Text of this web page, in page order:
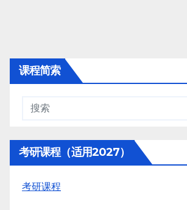
课程简索
考研课程（适用2027）
考研课程